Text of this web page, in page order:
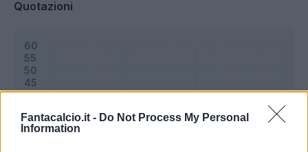
Fantacalcio.it - Do Not Process My Personal
Information
Quotazioni